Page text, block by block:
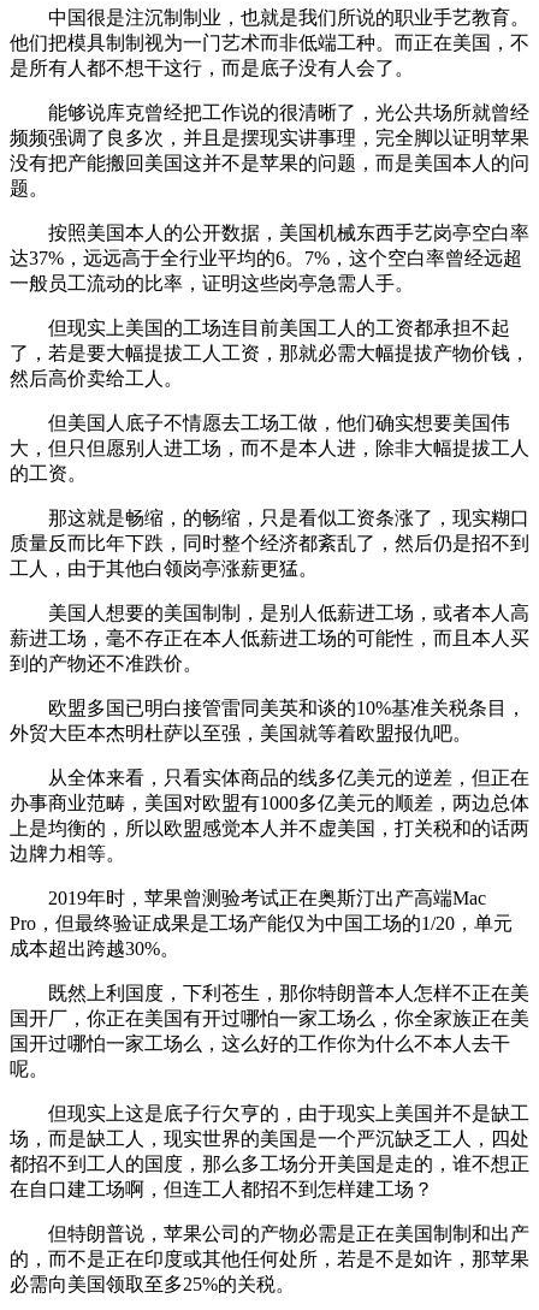
中国很是注沉制制业，也就是我们所说的职业手艺教育。
他们把模具制制视为一门艺术而非低端工种。而正在美国，不
是所有人都不想干这行，而是底子没有人会了。
能够说库克曾经把工作说的很清晰了，光公共场所就曾经
频频强调了良多次，并且是摆现实讲事理，完全脚以证明苹果
没有把产能搬回美国这并不是苹果的问题，而是美国本人的问
题。
按照美国本人的公开数据，美国机械东西手艺岗亭空白率
达37%，远远高于全行业平均的6。7%，这个空白率曾经远超
一般员工流动的比率，证明这些岗亭急需人手。
但现实上美国的工场连目前美国工人的工资都承担不起
了，若是要大幅提拔工人工资，那就必需大幅提拔产物价钱，
然后高价卖给工人。
但美国人底子不情愿去工场工做，他们确实想要美国伟
大，但只但愿别人进工场，而不是本人进，除非大幅提拔工人
的工资。
那这就是畅缩，的畅缩，只是看似工资条涨了，现实糊口
质量反而比年下跌，同时整个经济都紊乱了，然后仍是招不到
工人，由于其他白领岗亭涨薪更猛。
美国人想要的美国制制，是别人低薪进工场，或者本人高
薪进工场，毫不存正在本人低薪进工场的可能性，而且本人买
到的产物还不准跌价。
欧盟多国已明白接管雷同美英和谈的10%基准关税条目，
外贸大臣本杰明杜萨以至强，美国就等着欧盟报仇吧。
从全体来看，只看实体商品的线多亿美元的逆差，但正在
办事商业范畴，美国对欧盟有1000多亿美元的顺差，两边总体
上是均衡的，所以欧盟感觉本人并不虚美国，打关税和的话两
边牌力相等。
2019年时，苹果曾测验考试正在奥斯汀出产高端Mac
Pro，但最终验证成果是工场产能仅为中国工场的1/20，单元
成本超出跨越30%。
既然上利国度，下利苍生，那你特朗普本人怎样不正在美
国开厂，你正在美国有开过哪怕一家工场么，你全家族正在美
国开过哪怕一家工场么，这么好的工作你为什么不本人去干
呢。
但现实上这是底子行欠亨的，由于现实上美国并不是缺工
场，而是缺工人，现实世界的美国是一个严沉缺乏工人，四处
都招不到工人的国度，那么多工场分开美国是走的，谁不想正
在自口建工场啊，但连工人都招不到怎样建工场？
但特朗普说，苹果公司的产物必需是正在美国制制和出产
的，而不是正在印度或其他任何处所，若是不是如许，那苹果
必需向美国领取至多25%的关税。